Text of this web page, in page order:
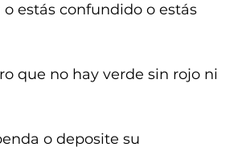
estás confundido o estás
que no hay verde sin rojo ni
o deposite su